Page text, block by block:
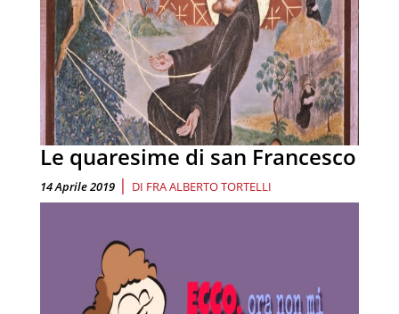
Le quaresime di san Francesco
14 Aprile 2019 | DI FRA ALBERTO TORTELLI